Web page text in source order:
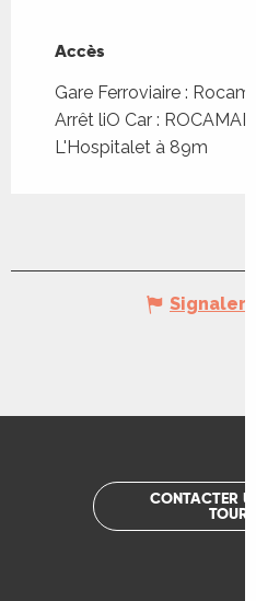
Accès
Accès
Gare Ferroviaire :
Arrêt liO Car :
L'Hospitalet à 89m
Signaler
CONTACTER